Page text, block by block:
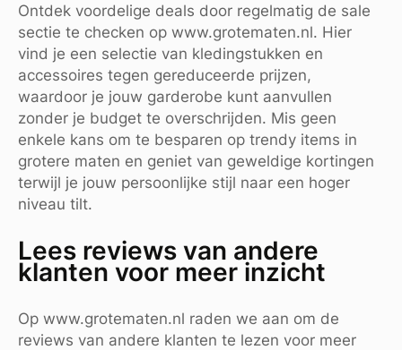
Ontdek voordelige deals door regelmatig de sale
sectie te checken op www.grotematen.nl. Hier
vind je een selectie van kledingstukken en
accessoires tegen gereduceerde prijzen,
waardoor je jouw garderobe kunt aanvullen
zonder je budget te overschrijden. Mis geen
enkele kans om te besparen op trendy items in
grotere maten en geniet van geweldige kortingen
terwijl je jouw persoonlijke stijl naar een hoger
niveau tilt.
Lees reviews van andere
klanten voor meer inzicht
Op www.grotematen.nl raden we aan om de
reviews van andere klanten te lezen voor meer